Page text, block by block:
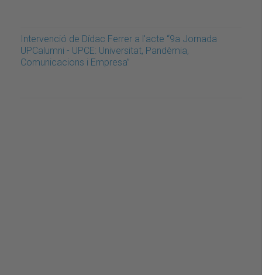
Intervenció de Dídac Ferrer a l'acte “9a Jornada
UPCalumni - UPCE: Universitat, Pandèmia,
Comunicacions i Empresa”